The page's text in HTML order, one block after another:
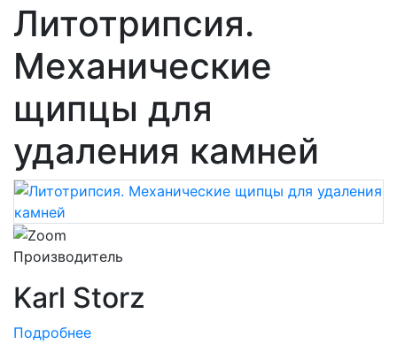
Литотрипсия.
Механические
щипцы для
удаления камней
Производитель
Karl Storz
Подробнее